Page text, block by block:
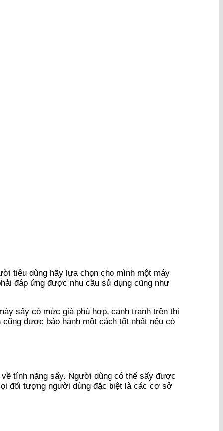
tiêu dùng hãy lựa chọn cho mình một máy
đáp ứng được nhu cầu sử dụng cũng như
sấy có mức giá phù hợp, cạnh tranh trên thị
được bảo hành một cách tốt nhất nếu có
tính năng sấy. Người dùng có thể sấy được
đối tượng người dùng đặc biệt là các cơ sở